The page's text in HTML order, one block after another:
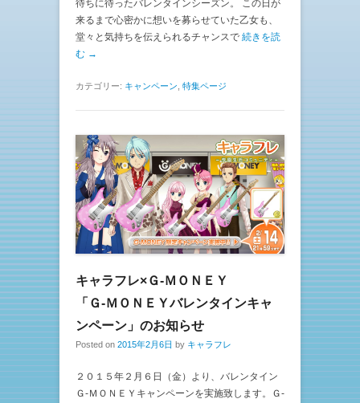
待ちに待ったバレンタインシーズン。 この日が
来るまで心密かに想いを募らせていた乙女も、
堂々と気持ちを伝えられるチャンスで 続きを読
む →
カテゴリー: キャンペーン 特集ページ
キャラフレ×Ｇ-ＭＯＮＥＹ
「Ｇ-ＭＯＮＥＹバレンタインキャ
ンペーン」のお知らせ
Posted on 2015年2月6日 by キャラフレ
２０１５年２月６日（金）より、バレンタイン
Ｇ-ＭＯＮＥＹキャンペーンを実施致します。Ｇ-